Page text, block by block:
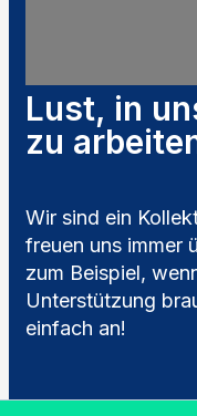
Lust, in
zu
Wir sind ein
freuen uns immer
zum Beispiel,
Unterstützung
einfach an!